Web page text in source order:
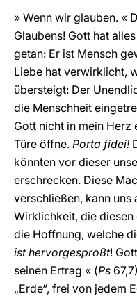
» Wenn wir glauben. «
Glaubens! Gott hat
getan: Er ist Mensch
Liebe hat verwirklicht,
übersteigt: Der
die Menschheit
Gott nicht in mein Herz
Türe öffne. Porta fidei!
könnten vor dieser
erschrecken. Diese
verschließen, kann uns
Wirklichkeit, die
die Hoffnung, welche
ist hervorgesproßt! Gott
seinen Ertrag « (Ps
„Erde“, frei von jedem